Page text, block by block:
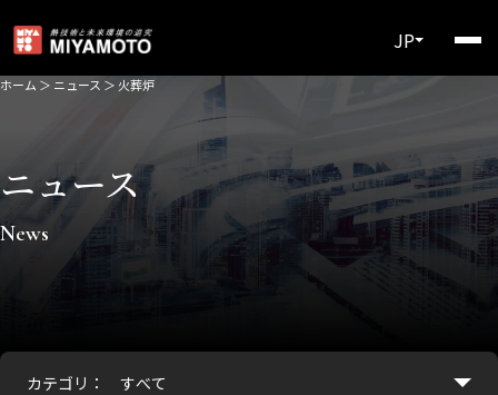
JP
ホーム ＞ ニュース ＞ 火葬炉
ニュース
News
カテゴリ：